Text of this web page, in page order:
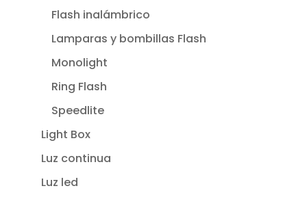
Flash inalámbrico
Lamparas y bombillas Flash
Monolight
Ring Flash
Speedlite
Light Box
Luz continua
Luz led